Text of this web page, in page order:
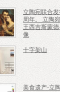
立陶宛联合
周年。 立陶
王西吉斯蒙
像
十字架山
美食遗产-立